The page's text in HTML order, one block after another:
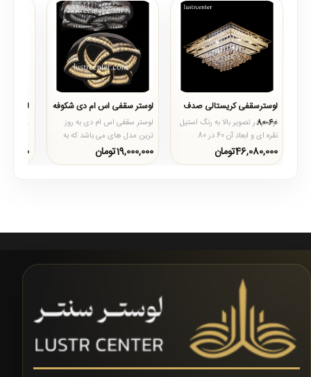
لوسترسقفی کریستالی صدف
60-80
لوستر در تصویر بالا به رنگ استیل
نقره ای و ابعاد آن 60 در 80
در ابعاد مخ..
46,080,000تومان
لوستر سقفی اس ام دی شکوفه
لوستر سقفی اس ام دی به روز
ترین مدل های می باشد که به
بازار آماده است که از بدنه
استیل&nbsp; و کریست..
19,000,000تومان
..
0تومان